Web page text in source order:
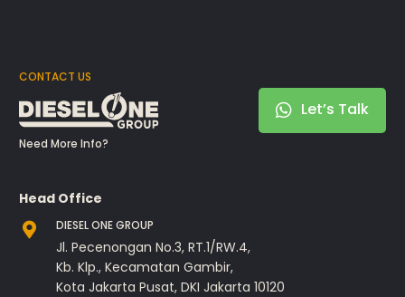
CONTACT US
Need More Info?
Let’s Talk
Head Office
DIESEL ONE GROUP
Jl. Pecenongan No.3, RT.1/RW.4,
Kb. Klp., Kecamatan Gambir,
Kota Jakarta Pusat, DKI Jakarta 10120